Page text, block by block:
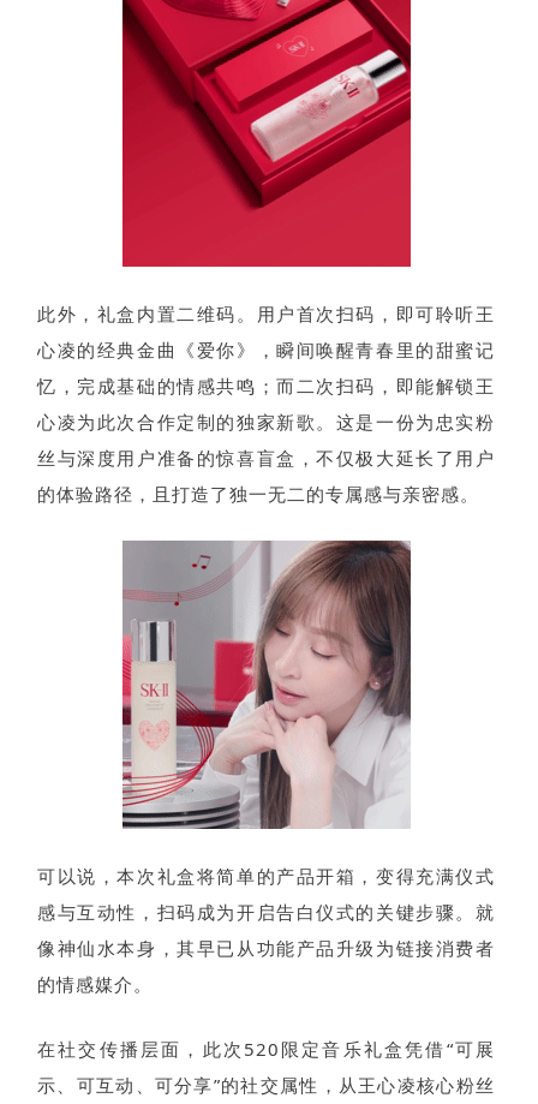
此外，礼盒内置二维码。用户首次扫码，即可聆听王
心凌的经典金曲《爱你》，瞬间唤醒青春里的甜蜜记
忆，完成基础的情感共鸣；而二次扫码，即能解锁王
心凌为此次合作定制的独家新歌。这是一份为忠实粉
丝与深度用户准备的惊喜盲盒，不仅极大延长了用户
的体验路径，且打造了独一无二的专属感与亲密感。
可以说，本次礼盒将简单的产品开箱，变得充满仪式
感与互动性，扫码成为开启告白仪式的关键步骤。就
像神仙水本身，其早已从功能产品升级为链接消费者
的情感媒介。
在社交传播层面，此次520限定音乐礼盒凭借“可展
示、可互动、可分享”的社交属性，从王心凌核心粉丝